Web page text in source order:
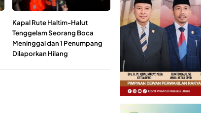
Kapal Rute Haltim-Halut
Tenggelam Seorang Boca
Meninggal dan 1 Penumpang
Dilaporkan Hilang